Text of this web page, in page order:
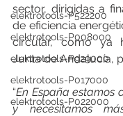
elektrotools-P522200
elektrotools-P008000
elektrotools-P929000
elektrotools-P017000
elektrotools-P022000
sector, dirigidas a
de eficiencia
circular, como ya
Junta de Andalucía,
“En España estamos
y necesitamos